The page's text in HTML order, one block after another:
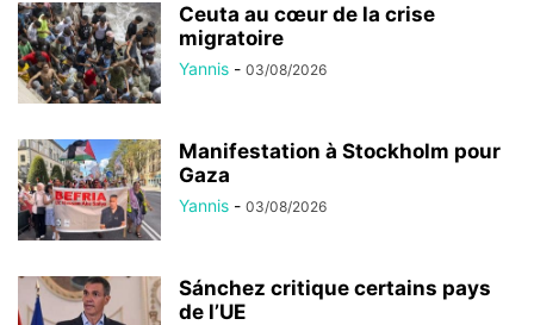
Ceuta au cœur de la crise
migratoire
Yannis - 03/08/2026
Manifestation à Stockholm pour
Gaza
Yannis - 03/08/2026
Sánchez critique certains pays
de l’UE